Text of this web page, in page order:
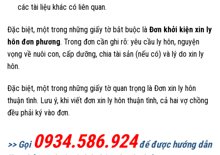
các tài liệu khác có liên quan.
Đặc biệt, một trong những giấy tờ bắt buộc là Đơn khởi kiện xin ly
hôn đơn phương. Trong đơn cần ghi rõ: yêu cầu ly hôn, nguyện
vọng về nuôi con, cấp dưỡng, chia tài sản (nếu có) và lý do xin ly
hôn.
Đặc biệt, một trong những giấy tờ quan trọng là Đơn xin ly hôn
thuận tình. Lưu ý, khi viết đơn xin ly hôn thuận tình, cả hai vợ chồng
đều phải ký vào đơn.
>> Gọi 0934.586.924để được hướng dẫn